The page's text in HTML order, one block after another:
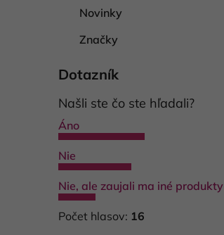
Novinky
Značky
Dotazník
Našli ste čo ste hľadali?
Áno
Nie
Nie, ale zaujali ma iné produkty
Počet hlasov: 16